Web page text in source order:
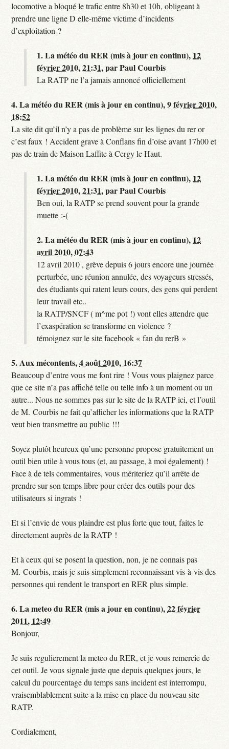
locomotive a bloqué le trafic entre 8h30 et 10h, obligeant à
prendre une ligne D elle-même victime d’incidents
d’exploitation ?
1.La météo du RER (mis à jour en continu), 12
février 2010, 21:31,parPaul Courbis
La RATP ne l’a jamais annoncé officiellement
4.La météo du RER (mis à jour en continu),9 février 2010,
18:52
La site dit qu’il n’y a pas de problème sur les lignes du rer or
c’est faux ! Accident grave à Conflans fin d’oise avant 17h00 et
pas de train de Maison Laffite à Cergy le Haut.
1.La météo du RER (mis à jour en continu), 12
février 2010, 21:31,parPaul Courbis
Ben oui, la RATP se prend souvent pour la grande
muette :-(
2.La météo du RER (mis à jour en continu), 12
avril 2010, 07:43
12 avril 2010 , grève depuis 6 jours encore une journée
perturbée, une réunion annulée, des voyageurs stressés,
des étudiants qui ratent leurs cours, des gens qui perdent
leur travail etc..
la RATP/SNCF ( m^me pot !) vont elles attendre que
l’exaspération se transforme en violence ?
témoignez sur le site facebook « fan du rerB »
5.Aux mécontents,4 août 2010, 16:37
Beaucoup d’entre vous me font rire ! Vous vous plaignez parce
que ce site n’a pas affiché telle ou telle info à un moment ou un
autre... Nous ne sommes pas sur le site de la RATP ici, et l’outil
de M. Courbis ne fait qu’afficher les informations que la RATP
veut bien transmettre au public !!!
Soyez plutôt heureux qu’une personne propose gratuitement un
outil bien utile à vous tous (et, au passage, à moi également) !
Face à de tels commentaires, vous mériteriez qu’il arrête de
prendre sur son temps libre pour créer des outils pour des
utilisateurs si ingrats !
Et si l’envie de vous plaindre est plus forte que tout, faites le
directement auprès de la RATP !
Et à ceux qui se posent la question, non, je ne connais pas
M. Courbis, mais je suis simplement reconnaissant vis-à-vis des
personnes qui rendent le transport en RER plus simple.
6.La meteo du RER (mis a jour en continu),22 février
2011, 12:49
Bonjour,
Je suis regulierement la meteo du RER, et je vous remercie de
cet outil. Je vous signale juste que depuis quelques jours, le
calcul du pourcentage du temps sans incident est interrompu,
vraisemblablement suite a la mise en place du nouveau site
RATP.
Cordialement,